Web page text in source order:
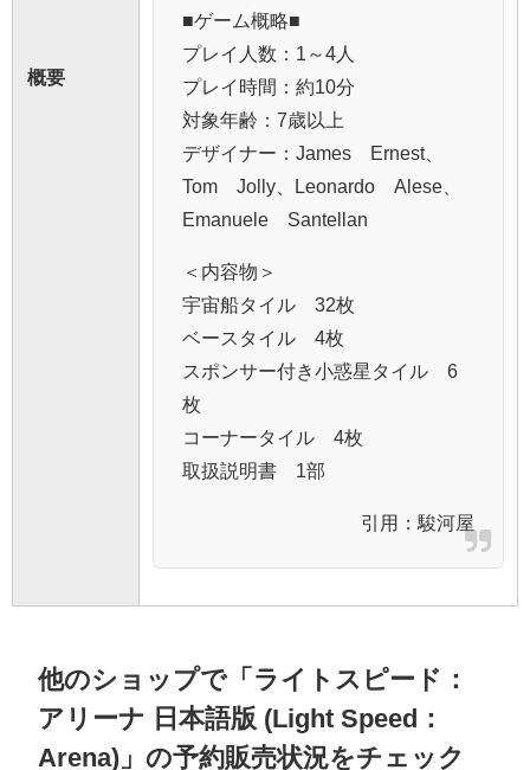
概要
■ゲーム概略■
プレイ人数：1～4人
プレイ時間：約10分
対象年齢：7歳以上
デザイナー：James Ernest、
Tom Jolly、Leonardo Alese、
Emanuele Santellan
＜内容物＞
宇宙船タイル 32枚
ベースタイル 4枚
スポンサー付き小惑星タイル 6
枚
コーナータイル 4枚
取扱説明書 1部
引用： 駿河屋
他のショップで「ライトスピード：
アリーナ 日本語版 (Light Speed：
Arena)」の予約販売状況をチェック